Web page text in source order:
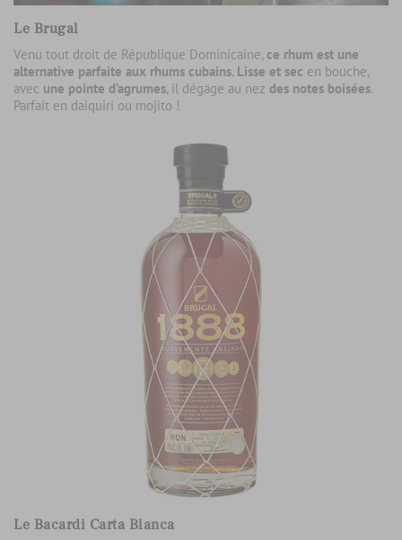
Le Brugal
Venu tout droit de République Dominicaine, ce rhum est une
alternative parfaite aux rhums cubains. Lisse et sec en bouche,
avec une pointe d’agrumes, il dégage au nez des notes boisées.
Parfait en daiquiri ou mojito !
Le Bacardi Carta Blanca